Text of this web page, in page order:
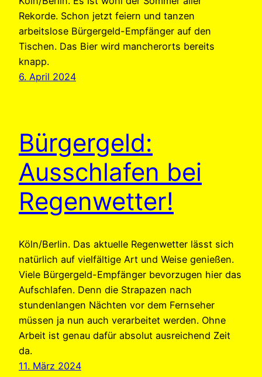
Rekorde. Schon jetzt feiern und tanzen
arbeitslose Bürgergeld-Empfänger auf den
Tischen. Das Bier wird mancherorts bereits
knapp.
6. April 2024
Bürgergeld:
Ausschlafen bei
Regenwetter!
Köln/Berlin. Das aktuelle Regenwetter lässt sich
natürlich auf vielfältige Art und Weise genießen.
Viele Bürgergeld-Empfänger bevorzugen hier das
Aufschlafen. Denn die Strapazen nach
stundenlangen Nächten vor dem Fernseher
müssen ja nun auch verarbeitet werden. Ohne
Arbeit ist genau dafür absolut ausreichend Zeit
da.
11. März 2024